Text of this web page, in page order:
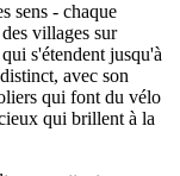
sens - chaque
villages sur
s'étendent jusqu'à
avec son
qui font du vélo
qui brillent à la